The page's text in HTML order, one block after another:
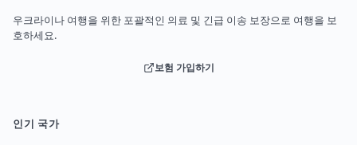
우크라이나 여행을 위한 포괄적인 의료 및 긴급 이송 보장으로 여행을 보
호하세요.
보험 가입하기
인기 국가